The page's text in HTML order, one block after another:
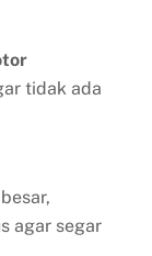
tidak ada
agar segar